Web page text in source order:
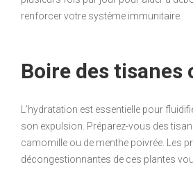
renforcer votre système immunitaire.
Boire des tisanes
L’hydratation est essentielle pour
son expulsion. Préparez-vous des
camomille ou de menthe poivrée. Les
décongestionnantes de ces plantes